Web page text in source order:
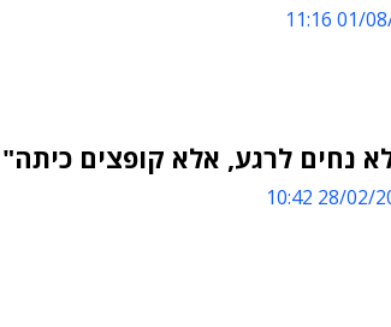
01/08/
נחים לרגע, אלא קופצים כיתה"
28/02/2021